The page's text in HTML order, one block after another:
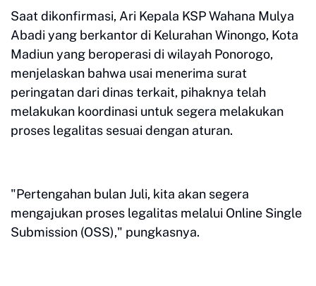
Saat dikonfirmasi, Ari Kepala KSP Wahana Mulya
Abadi yang berkantor di Kelurahan Winongo, Kota
Madiun yang beroperasi di wilayah Ponorogo,
menjelaskan bahwa usai menerima surat
peringatan dari dinas terkait, pihaknya telah
melakukan koordinasi untuk segera melakukan
proses legalitas sesuai dengan aturan.
"Pertengahan bulan Juli, kita akan segera
mengajukan proses legalitas melalui Online Single
Submission (OSS)," pungkasnya.